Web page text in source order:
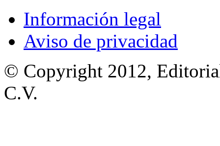
Información legal
Aviso de privacidad
© Copyright 2012,
C.V.